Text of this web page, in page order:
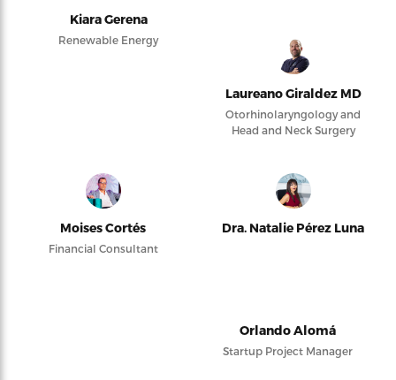
Kiara Gerena
Renewable Energy
Laureano Giraldez MD
Otorhinolaryngology and
Head and Neck Surgery
Moises Cortés
Financial Consultant
Dra. Natalie Pérez Luna
Orlando Alomá
Startup Project Manager